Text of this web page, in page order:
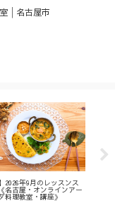
│名古屋市
2026年9月のレッスンス
名古屋・オンラインアー
料理教室・講座》